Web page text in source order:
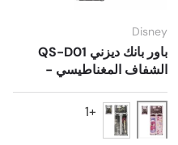
Disney
باور بانك ديزني QS-D01
الشفاف المغناطيسي -